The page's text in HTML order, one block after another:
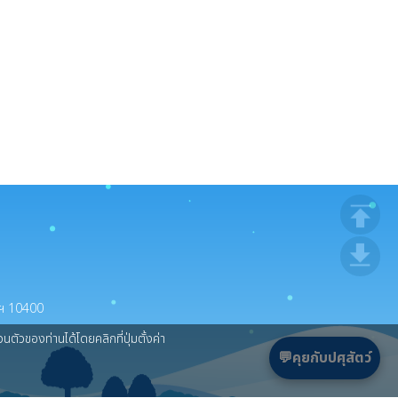
💬คุยกับปศุสัตว์
10400
ตัวของท่านได้โดยคลิกที่ปุ่มตั้งค่า